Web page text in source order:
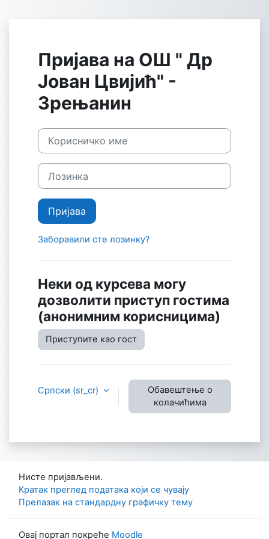
Пријава на ОШ " Др
Јован Цвијић" -
Зрењанин
Корисничко име
Лозинка
Пријава
Заборавили сте лозинку?
Неки од курсева могу
дозволити приступ гостима
(анонимним корисницима)
Приступите као гост
Српски ‎(sr_cr)‎
Обавештење о
колачићима
Нисте пријављени.
Кратак преглед података који се чувају
Прелазак на стандардну графичку тему
Овај портал покреће Moodle